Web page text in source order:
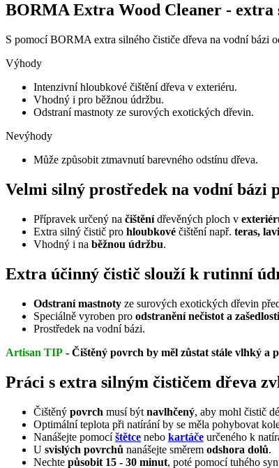
BORMA Extra Wood Cleaner - extra
S pomocí BORMA extra silného čističe dřeva na vodní bázi
Výhody
Intenzivní hloubkové čištění dřeva v exteriéru.
Vhodný i pro běžnou údržbu.
Odstraní mastnoty ze surových exotických dřevin.
Nevýhody
Může způsobit ztmavnutí barevného odstínu dřeva.
Velmi silný prostředek na vodní bázi
Přípravek určený na čištěnídřevěných ploch v
Extra silný čistič pro hloubkové čištění např. teras,
Vhodný i na běžnou údržbu.
Extra účinný čistič slouží k rutinní
Odstraní mastnoty ze surových exotických dřevin
Speciálně vyroben pro odstranění nečistot a
Prostředek na vodní bázi.
Artisan TIP - Čištěný povrch by měl zůstat stále vlhký a
Práci s extra silným čističem dřeva
Čištěný povrch musí být navlhčený, aby mohl čistič
Optimální teplota při natírání by se měla pohybovat
Nanášejte pomocíštětce nebo kartáče určeného k
U svislých povrchů nanášejte směrem odshora dolů.
Nechte působit 15 - 30 minut, poté pomocí tuhého